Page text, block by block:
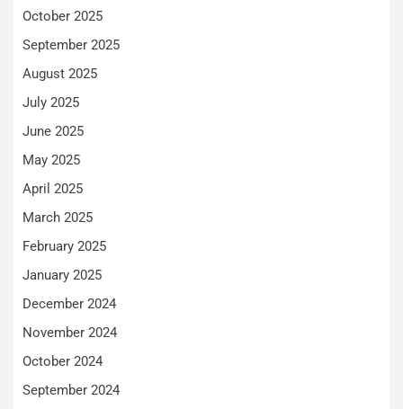
October 2025
September 2025
August 2025
July 2025
June 2025
May 2025
April 2025
March 2025
February 2025
January 2025
December 2024
November 2024
October 2024
September 2024